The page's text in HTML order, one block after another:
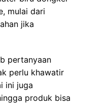
mulai dari
jika
pertanyaan
perlu khawatir
ini juga
produk bisa